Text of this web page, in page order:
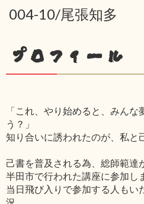
004-10/尾張知多
プロフィール
「これ、やり始めると、みん
う？」
知り合いに誘われたのが、私と
己書を普及される為、総師範達
半田市で行われた講座に参加し
当日飛び入りで参加する人もい